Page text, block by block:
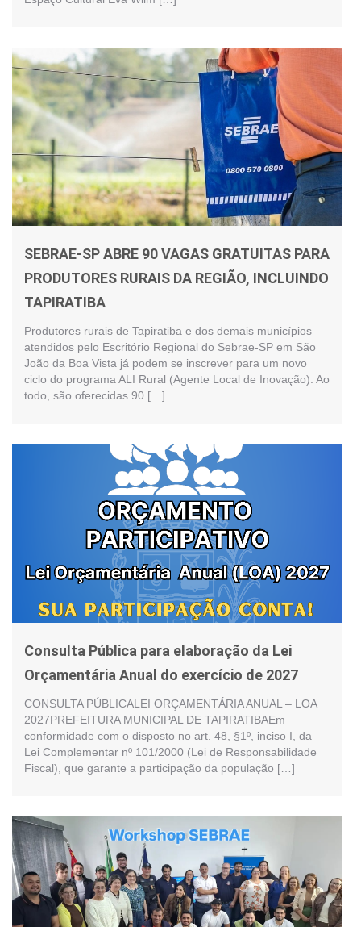
SEBRAE-SP ABRE 90 VAGAS GRATUITAS PARA
PRODUTORES RURAIS DA REGIÃO, INCLUINDO
TAPIRATIBA
Produtores rurais de Tapiratiba e dos demais municípios
atendidos pelo Escritório Regional do Sebrae-SP em São
João da Boa Vista já podem se inscrever para um novo
ciclo do programa ALI Rural (Agente Local de Inovação). Ao
todo, são oferecidas 90 […]
Consulta Pública para elaboração da Lei
Orçamentária Anual do exercício de 2027
CONSULTA PÚBLICALEI ORÇAMENTÁRIA ANUAL – LOA
2027PREFEITURA MUNICIPAL DE TAPIRATIBAEm
conformidade com o disposto no art. 48, §1º, inciso I, da
Lei Complementar nº 101/2000 (Lei de Responsabilidade
Fiscal), que garante a participação da população […]